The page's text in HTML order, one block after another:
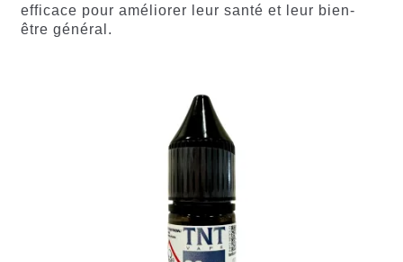
efficace pour améliorer leur santé et leur bien-
être général.